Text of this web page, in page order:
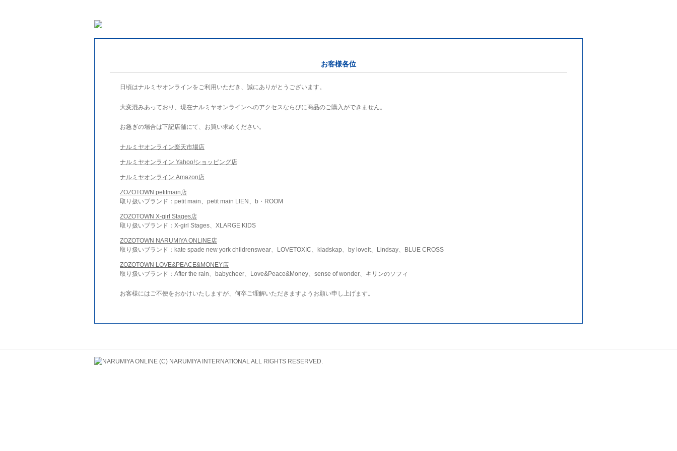
お客様各位
日頃はナルミヤオンラインをご利用いただき、誠にありがとうございます。
大変混みあっており、現在ナルミヤオンラインへのアクセスならびに商品のご購入ができません。
お急ぎの場合は下記店舗にて、お買い求めください。
ナルミヤオンライン楽天市場店
ナルミヤオンライン Yahoo!ショッピング店
ナルミヤオンライン Amazon店
ZOZOTOWN petitmain店
取り扱いブランド：petit main、petit main LIEN、b・ROOM
ZOZOTOWN X-girl Stages店
取り扱いブランド：X-girl Stages、XLARGE KIDS
ZOZOTOWN NARUMIYA ONLINE店
取り扱いブランド：kate spade new york childrenswear、LOVETOXIC、kladskap、by loveit、Lindsay、BLUE CROSS
ZOZOTOWN LOVE&PEACE&MONEY店
取り扱いブランド：After the rain、babycheer、Love&Peace&Money、sense of wonder、キリンのソフィ
お客様にはご不便をおかけいたしますが、何卒ご理解いただきますようお願い申し上げます。